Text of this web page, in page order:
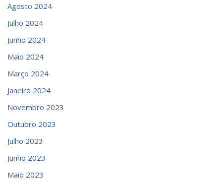
Agosto 2024
Julho 2024
Junho 2024
Maio 2024
Março 2024
Janeiro 2024
Novembro 2023
Outubro 2023
Julho 2023
Junho 2023
Maio 2023